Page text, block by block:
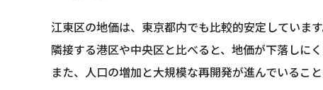
江東区の地価は、東京都内でも比較的安定しています
隣接する港区や中央区と比べると、地価が下落しにく
また、人口の増加と大規模な再開発が進んでいるこ